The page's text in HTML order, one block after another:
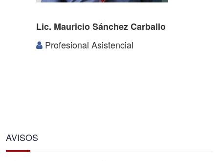
Lic. Mauricio Sánchez Carballo
Profesional Asistencial
AVISOS